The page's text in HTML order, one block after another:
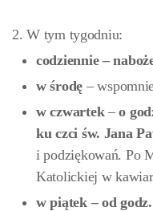
2. W tym tygodniu:
codziennie –
w środę –
w czwartek–o
ku czci św. Jana
i podziękowań. Po
Katolickiej w
w piątek – od